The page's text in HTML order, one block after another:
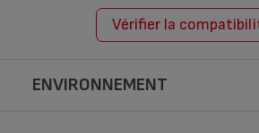
Vérifier la
ENVIRONNEMENT